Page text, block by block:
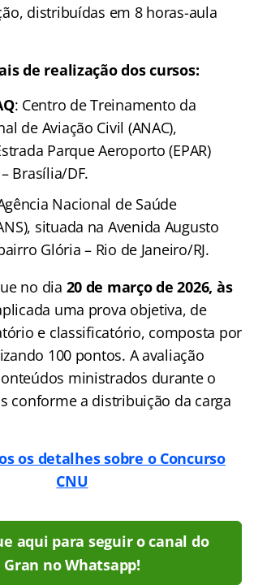
distribuídas em 8 horas-aula
de realização dos cursos:
: Centro de Treinamento da
de Aviação Civil (ANAC),
Parque Aeroporto (EPAR)
Brasília/DF.
Nacional de Saúde
situada na Avenida Augusto
Glória – Rio de Janeiro/RJ.
no dia 20 de março de 2026, às
uma prova objetiva, de
e classificatório, composta por
100 pontos. A avaliação
ministrados durante o
conforme a distribuição da carga
os detalhes sobre o Concurso
CNU
aqui para seguir o canal do
Gran no Whatsapp!